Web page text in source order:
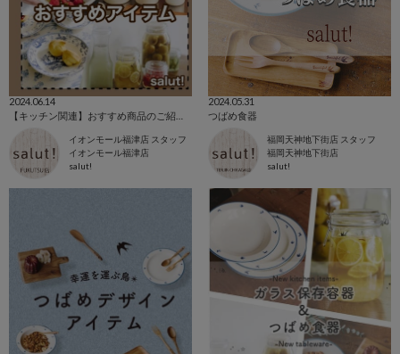
2024.06.14
イオンモール福津店 スタッフ
イオンモール福津店
salut!
2024.05.31
つばめ食器
福岡天神地下街店 スタッフ
福岡天神地下街店
salut!